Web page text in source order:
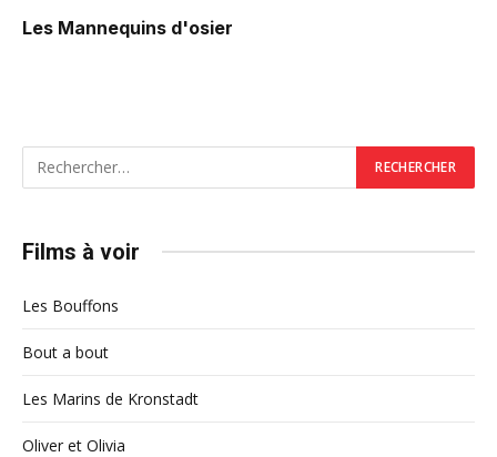
Les Mannequins d'osier
Films à voir
Les Bouffons
Bout a bout
Les Marins de Kronstadt
Oliver et Olivia